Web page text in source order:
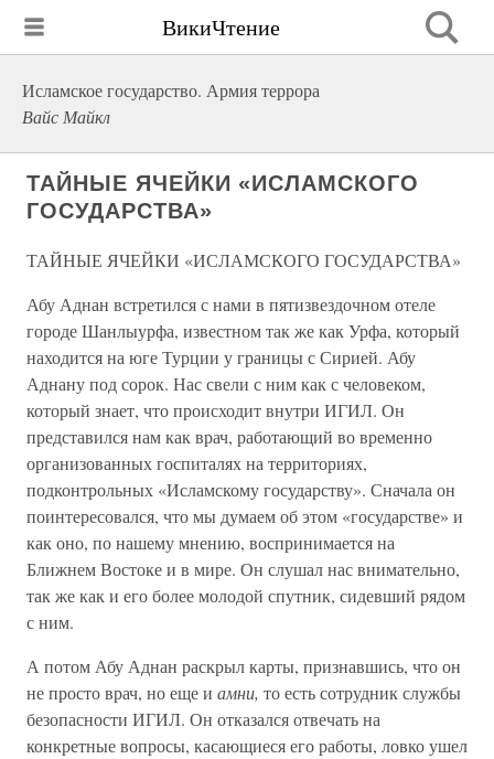
ВикиЧтение
Исламское государство. Армия террора
Вайс Майкл
ТАЙНЫЕ ЯЧЕЙКИ «ИСЛАМСКОГО
ГОСУДАРСТВА»
ТАЙНЫЕ ЯЧЕЙКИ «ИСЛАМСКОГО ГОСУДАРСТВА»
Абу Аднан встретился с нами в пятизвездочном отеле
городе Шанлыурфа, известном так же как Урфа, который
находится на юге Турции у границы с Сирией. Абу
Аднану под сорок. Нас свели с ним как с человеком,
который знает, что происходит внутри ИГИЛ. Он
представился нам как врач, работающий во временно
организованных госпиталях на территориях,
подконтрольных «Исламскому государству». Сначала он
поинтересовался, что мы думаем об этом «государстве» и
как оно, по нашему мнению, воспринимается на
Ближнем Востоке и в мире. Он слушал нас внимательно,
так же как и его более молодой спутник, сидевший рядом
с ним.
А потом Абу Аднан раскрыл карты, признавшись, что он
не просто врач, но еще и амни, то есть сотрудник службы
безопасности ИГИЛ. Он отказался отвечать на
конкретные вопросы, касающиеся его работы, ловко ушел